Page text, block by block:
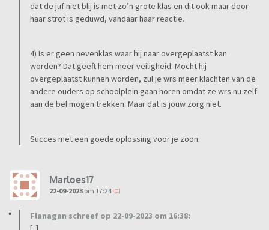
dat de juf niet blij is met zo’n grote klas en dit ook maar door
haar strot is geduwd, vandaar haar reactie.
4) Is er geen nevenklas waar hij naar overgeplaatst kan
worden? Dat geeft hem meer veiligheid. Mocht hij
overgeplaatst kunnen worden, zul je wrs meer klachten van de
andere ouders op schoolplein gaan horen omdat ze wrs nu zelf
aan de bel mogen trekken. Maar dat is jouw zorg niet.
Succes met een goede oplossing voor je zoon.
Marloes17
22-09-2023 om 17:24
Flanagan schreef op 22-09-2023 om 16:38: